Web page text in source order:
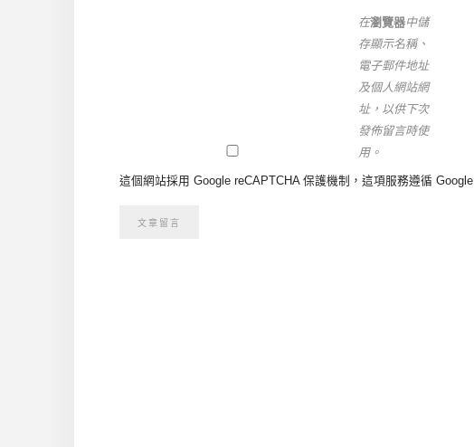
在瀏覽器中儲
存顯示名稱、
電子郵件地址
及個人網站網
址，以供下次
發佈留言時使
用。
這個網站採用 Google reCAPTCHA 保護機制，這項服務遵循 Google